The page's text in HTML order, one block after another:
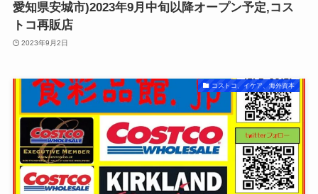
愛知県安城市)2023年9月中旬以降オープン予定,コス
トコ再販店
2023年9月2日
コストコ、イケア、海外資本